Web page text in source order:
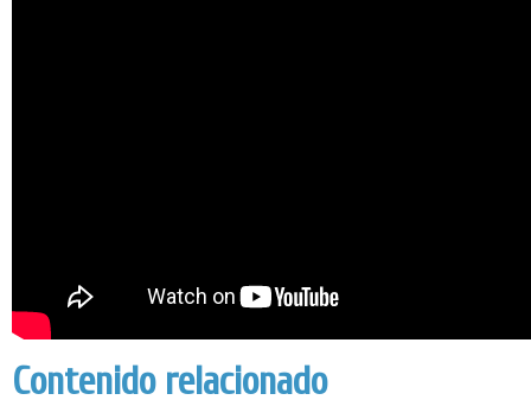
Contenido relacionado